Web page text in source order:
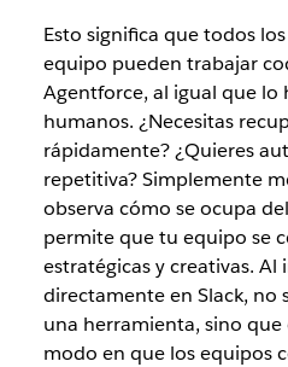
Esto significa que todos
equipo pueden trabajar
Agentforce, al igual que lo
humanos. ¿Necesitas
rápidamente? ¿Quieres
repetitiva? Simplemente
observa cómo se ocupa
permite que tu equipo se
estratégicas y creativas.
directamente en Slack, no
una herramienta, sino
modo en que los equipos